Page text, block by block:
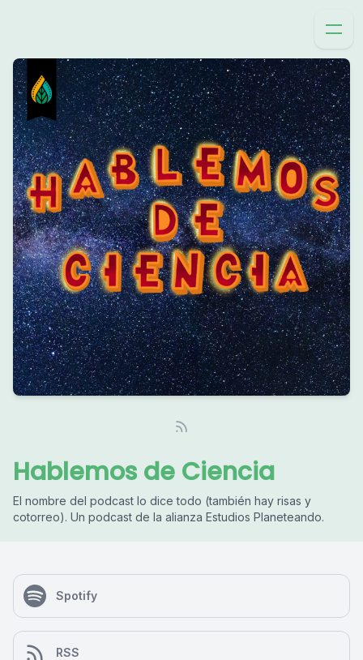
Hablemos de Ciencia
El nombre del podcast lo dice todo (también hay risas y
cotorreo). Un podcast de la alianza Estudios Planeteando.
Spotify
RSS